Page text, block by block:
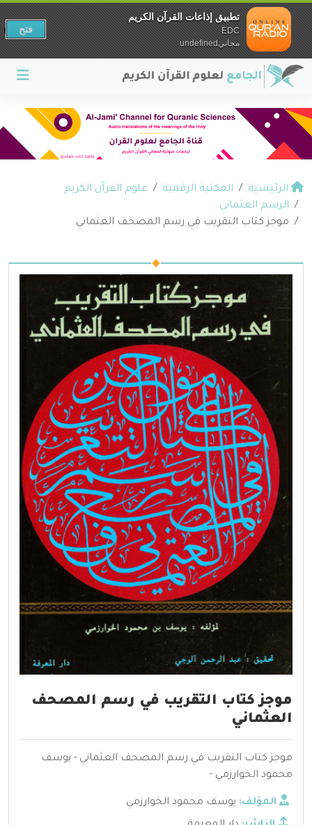
الرئيسية المكتبة الرقمية
علوم القرآن الكريم
الرسم العثماني
موجز كتاب التقريب في رسم المصحف العثماني
موجز كتاب التقريب في رسم المصحف
العثماني
موجز كتاب التقريب في رسم المصحف العثماني - يوسف
محمود الخوارزمي -
المؤلف: يوسف محمود الخوارزمي
تطبيق إذاعات القرآن الكريم
EDC
مجانيundefined
فتح